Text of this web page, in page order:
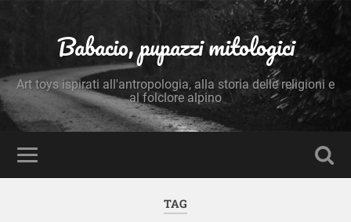
Babacio, pupazzi mitologici
Art toys ispirati all'antropologia, alla storia delle religioni e
al folclore alpino
TAG